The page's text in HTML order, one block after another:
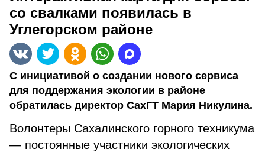
со свалками появилась в
Углегорском районе
С инициативой о создании нового сервиса
для поддержания экологии в районе
обратилась директор СахГТ Мария Никулина.
Волонтеры Сахалинского горного техникума
— постоянные участники экологических